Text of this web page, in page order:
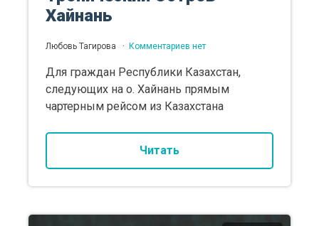
Хайнань
Любовь Тагирова Комментариев нет
Для граждан Республики Казахстан,
следующих на о. Хайнань прямым
чартерным рейсом из Казахстана
Читать